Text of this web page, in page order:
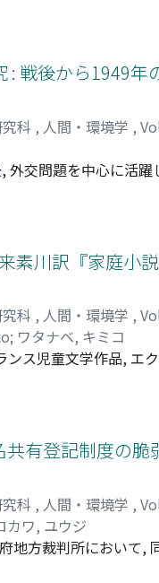
の主体性を考慮に入
教える」者と「教
」関係の構築こそが
る.
: 戦後から1949年
科 , 人間・環境学 ,
交問題を中心に活
, 彼は戦前に日本共
宇都宮について, 従
, 思想史的な追及は
動に焦点をあて, 戦前
け戦後経済再建に関
素川訳『家庭小
科 , 人間・環境学 ,
; ワタナベ, キミコ
ンス児童文学作品, エ
された. Sans
説で読者を教化しよ
られる. 原作に見出
一方で『未だ見ぬ親
の日本の社会を家族
本の「家庭」にふさ
有登記制度の脆
科 , 人間・環境学 ,
カワ, ユウジ
地方裁判所において,
終処分場の建設計